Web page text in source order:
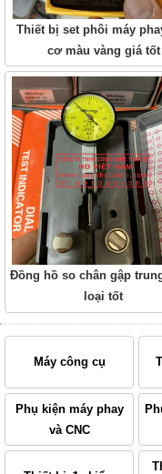
Thiết bị set phôi máy
cơ màu vàng giá tốt
Đồng hồ so chân gập
loại tốt
Máy công cụ
Phụ kiện máy phay
và CNC